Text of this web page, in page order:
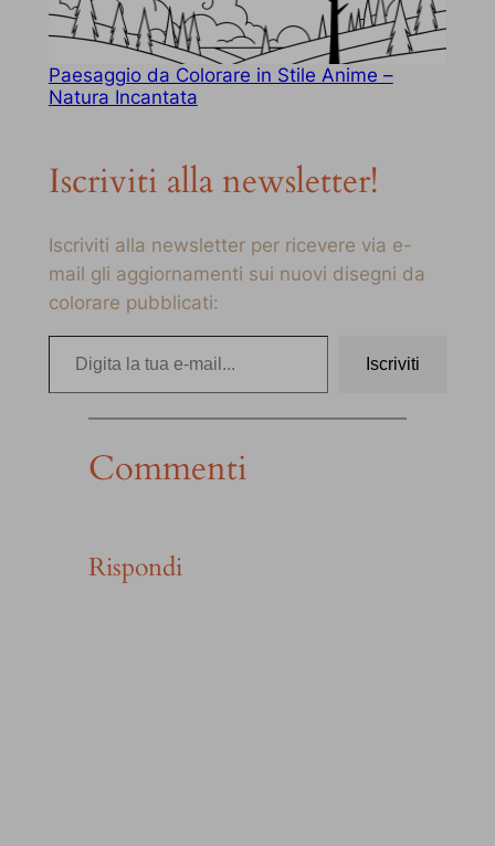
Paesaggio da Colorare in Stile Anime –
Natura Incantata
Iscriviti alla newsletter!
Iscriviti alla newsletter per ricevere via e-
mail gli aggiornamenti sui nuovi disegni da
colorare pubblicati:
Digita la tua e-mail…
Iscriviti
Commenti
Rispondi